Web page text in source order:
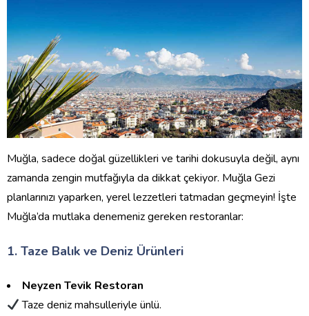
Muğla, sadece doğal güzellikleri ve tarihi dokusuyla değil, aynı
zamanda zengin mutfağıyla da dikkat çekiyor. Muğla Gezi
planlarınızı yaparken, yerel lezzetleri tatmadan geçmeyin! İşte
Muğla’da mutlaka denemeniz gereken restoranlar:
1. Taze Balık ve Deniz Ürünleri
Neyzen Tevik Restoran
Taze deniz mahsulleriyle ünlü.